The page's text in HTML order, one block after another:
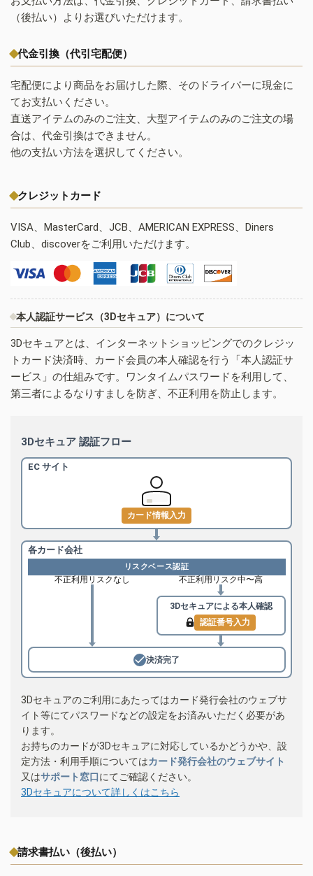
（後払い）よりお選びいただけます。
代金引換（代引宅配便）
宅配便により商品をお届けした際、そのドライバーに現金に
てお支払いください。
直送アイテムのみのご注文、大型アイテムのみのご注文の場
合は、代金引換はできません。
他の支払い方法を選択してください。
クレジットカード
VISA、MasterCard、JCB、AMERICAN EXPRESS、Diners
Club、discoverをご利用いただけます。
本人認証サービス（3Dセキュア）について
3Dセキュアとは、インターネットショッピングでのクレジッ
トカード決済時、カード会員の本人確認を行う「本人認証サ
ービス」の仕組みです。ワンタイムパスワードを利用して、
第三者によるなりすましを防ぎ、不正利用を防止します。
3Dセキュア 認証フロー
EC サイト
カード情報入力
各カード会社
リスクベース認証
不正利用リスクなし 不正利用リスク中〜高
3Dセキュアによる本人確認
認証番号入力
決済完了
3Dセキュアのご利用にあたってはカード発行会社のウェブサ
イト等にてパスワードなどの設定をお済みいただく必要があ
ります。
お持ちのカードが3Dセキュアに対応しているかどうかや、設
定方法・利用手順についてはカード発行会社のウェブサイト
又はサポート窓口にてご確認ください。
3Dセキュアについて詳しくはこちら
請求書払い（後払い）